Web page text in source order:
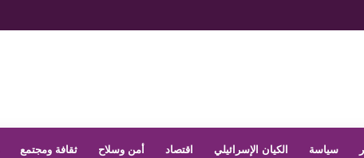
سياسة الكيان الإسرائيلي اقتصاد أمن وسلاح ثقافة ومجتمع